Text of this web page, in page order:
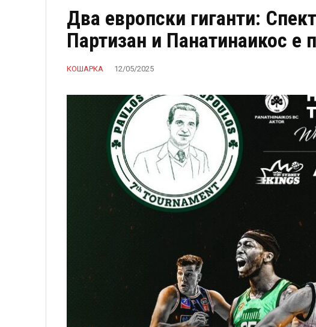
Два европски гиганти:
Партизан и Панатинаикос е
КОШАРКА 12/05/2025